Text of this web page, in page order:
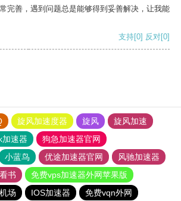
完善，遇到问题总是能够得到妥善解决，让我能
支持[0] 反对[0]
旋风加速度器 旋风
旋风加速
加速器
狗急加速器官网
小蓝鸟 优途加速器官网
风驰加速器
书
免费vps加速器外网苹果版
场 IOS加速器 免费vqn外网